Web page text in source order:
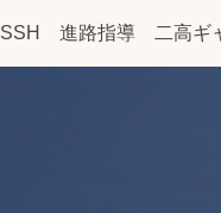
SSH 進路指導 二高ギ